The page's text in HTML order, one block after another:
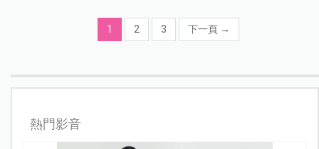
1 2 3 下一頁 →
熱門影音